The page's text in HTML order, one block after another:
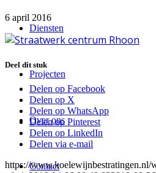
Diensten
Projecten
Over ons
Contact
6 april 2016
Deel dit stuk
Delen op Facebook
Delen op X
Delen op WhatsApp
Delen op Pinterest
Delen op LinkedIn
Delen via e-mail
https://